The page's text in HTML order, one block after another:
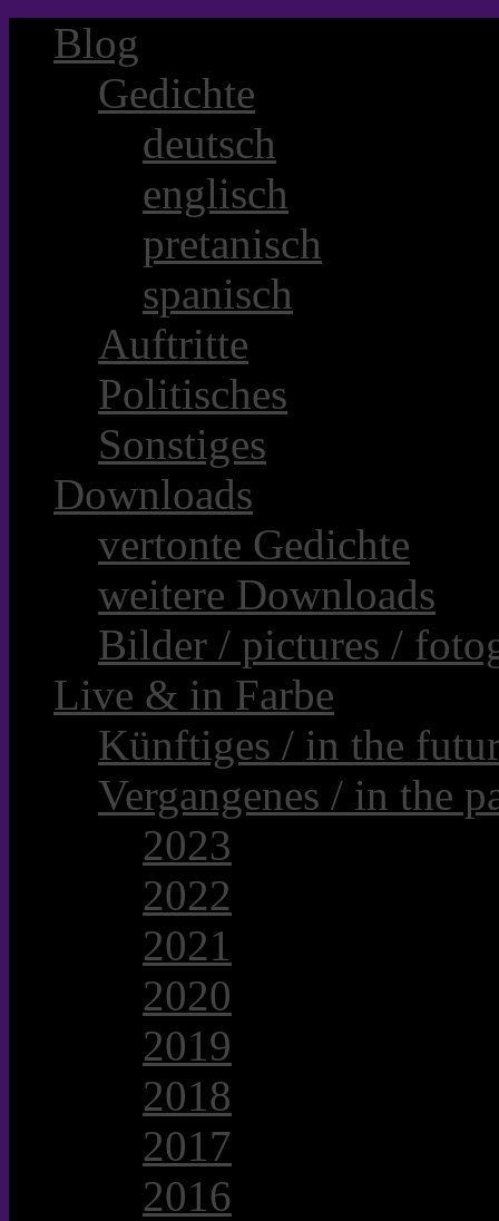
Blog
Gedichte
deutsch
englisch
pretanisch
spanisch
Auftritte
Politisches
Sonstiges
Downloads
vertonte Gedichte
weitere Downloads
Bilder / pictures /
Live & in Farbe
Künftiges / in the
Vergangenes / in the
2023
2022
2021
2020
2019
2018
2017
2016